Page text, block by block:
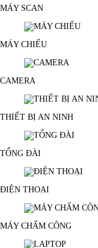
MÁY SCAN
MÁY CHIẾU
CAMERA
THIẾT BỊ AN NINH
TỔNG ĐÀI
ĐIỆN THOẠI
MÁY CHẤM CÔNG